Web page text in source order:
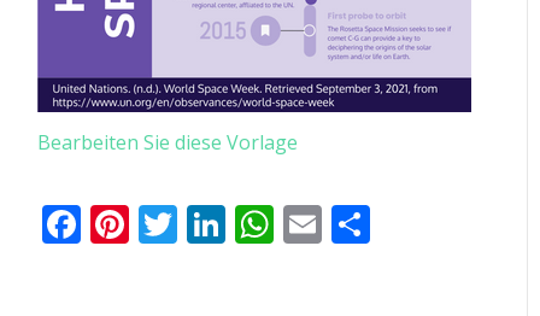
Bearbeiten Sie diese Vorlage
Facebook
Pinterest
Twitter
LinkedIn
WhatsApp
Email